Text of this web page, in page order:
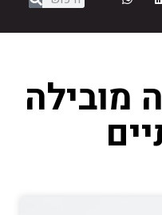
מובילה